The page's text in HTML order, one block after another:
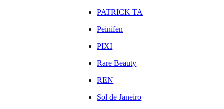
PATRICK TA
Peinifen
PIXI
Rare Beauty
REN
Sol de Janeiro